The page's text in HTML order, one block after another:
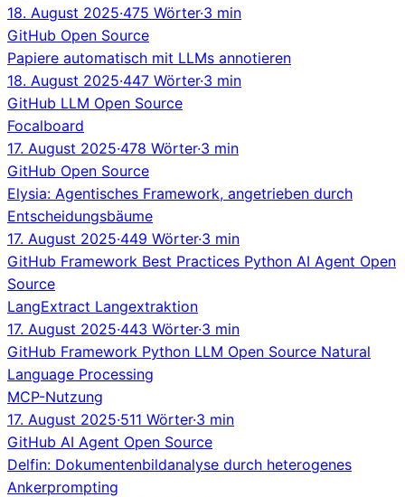
18. August 2025·475 Wörter·3 min
GitHub Open Source
Papiere automatisch mit LLMs annotieren
18. August 2025·447 Wörter·3 min
GitHub LLM Open Source
Focalboard
17. August 2025·478 Wörter·3 min
GitHub Open Source
Elysia: Agentisches Framework, angetrieben durch
Entscheidungsbäume
17. August 2025·449 Wörter·3 min
GitHub Framework Best Practices Python AI Agent Open
Source
LangExtract Langextraktion
17. August 2025·443 Wörter·3 min
GitHub Framework Python LLM Open Source Natural
Language Processing
MCP-Nutzung
17. August 2025·511 Wörter·3 min
GitHub AI Agent Open Source
Delfin: Dokumentenbildanalyse durch heterogenes
Ankerprompting